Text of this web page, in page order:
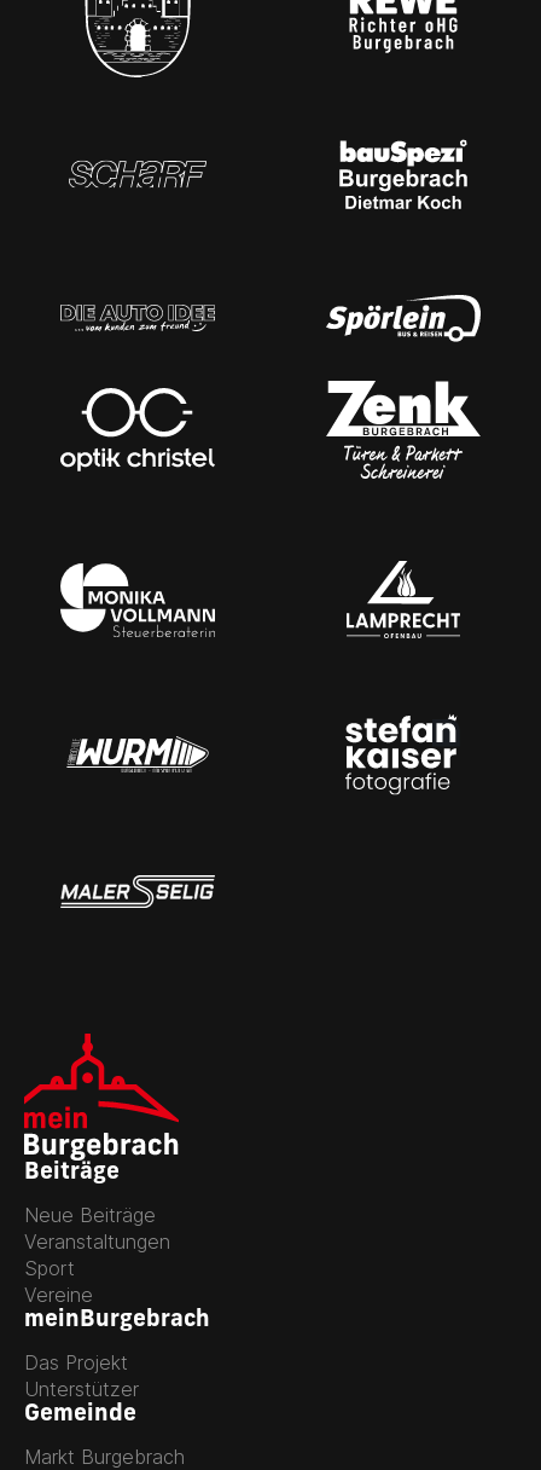
Beiträge
Neue Beiträge
Veranstaltungen
Sport
Vereine
meinBurgebrach
Das Projekt
Unterstützer
Gemeinde
Markt Burgebrach